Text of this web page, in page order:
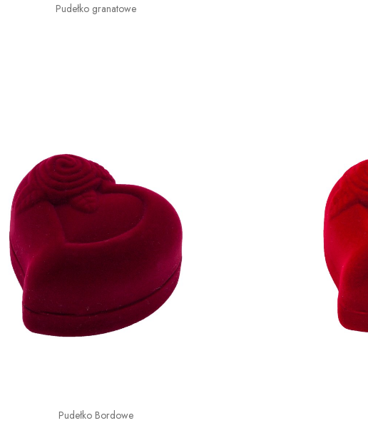
Pudełko granatowe
Pudełko Bordowe